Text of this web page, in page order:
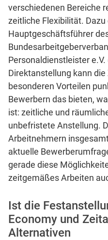
verschiedenen Bereiche
zeitliche Flexibilität.
Hauptgeschäftsführer
Personaldienstleister e.V.
Direktanstellung kann
besonderen Vorteilen
Bewerbern das bieten,
ist: zeitliche und
unbefristete Anstellung.
Arbeitnehmern
aktuelle
gerade diese
zeitgemäßes Arbeiten
Ist die
Economy und
Alternativen